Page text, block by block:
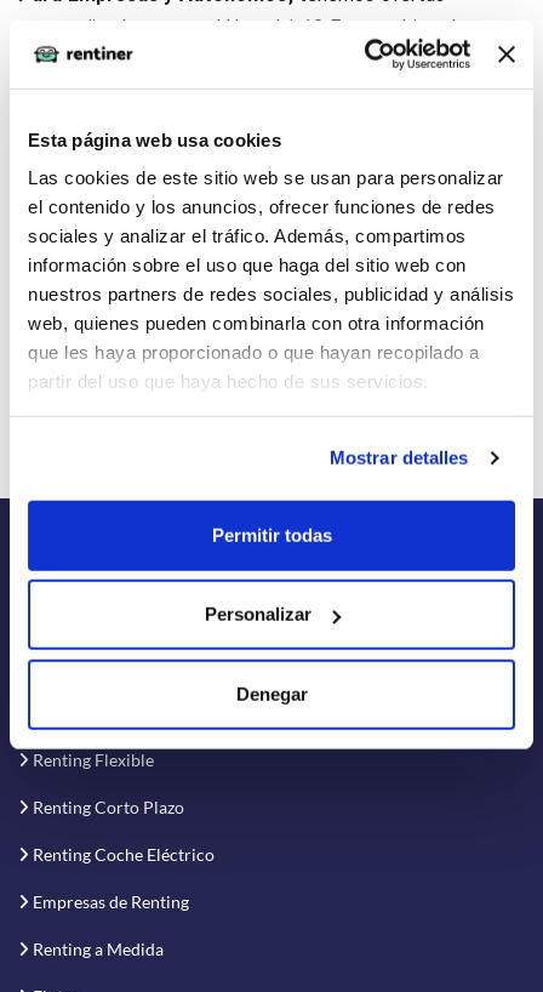
Esta página web usa cookies
Las cookies de este sitio web se usan para personalizar
el contenido y los anuncios, ofrecer funciones de redes
sociales y analizar el tráfico. Además, compartimos
información sobre el uso que haga del sitio web con
nuestros partners de redes sociales, publicidad y análisis
web, quienes pueden combinarla con otra información
que les haya proporcionado o que hayan recopilado a
partir del uso que haya hecho de sus servicios.
Mostrar detalles
Permitir todas
Personalizar
Denegar
personalizadas como el Hyundai ¡10 Em, combina ahorro y
rendimiento para mantener tu negocio en movimiento y el
renting barato por el plazo que necesites.
¿Buscas más opciones?. Visita nuestro sitio web, sección
Renting ofertas especialesy descubre todas las ofertas
Renting de Coches
Renting Flexible
Renting Corto Plazo
Renting Coche Eléctrico
Empresas de Renting
Renting a Medida